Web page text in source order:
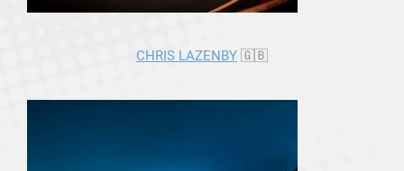
CHRIS LAZENBY 🇬🇧